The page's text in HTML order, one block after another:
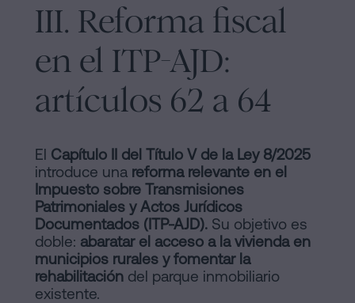
III. Reforma fiscal
en el ITP-AJD:
artículos 62 a 64
El Capítulo II del Título V de la Ley 8/2025
introduce una reforma relevante en el
Impuesto sobre Transmisiones
Patrimoniales y Actos Jurídicos
Documentados (ITP-AJD). Su objetivo es
doble: abaratar el acceso a la vivienda en
municipios rurales y fomentar la
rehabilitación del parque inmobiliario
existente.